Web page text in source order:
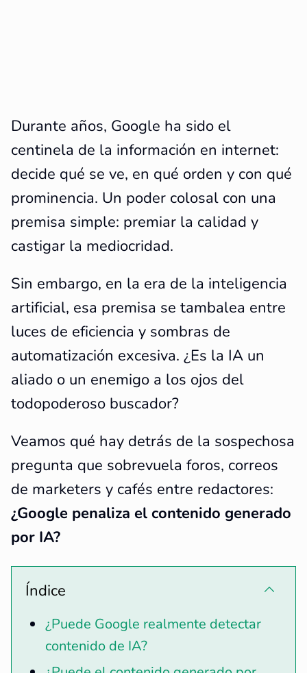
Durante años, Google ha sido el
centinela de la información en internet:
decide qué se ve, en qué orden y con qué
prominencia. Un poder colosal con una
premisa simple: premiar la calidad y
castigar la mediocridad.
Sin embargo, en la era de la inteligencia
artificial, esa premisa se tambalea entre
luces de eficiencia y sombras de
automatización excesiva. ¿Es la IA un
aliado o un enemigo a los ojos del
todopoderoso buscador?
Veamos qué hay detrás de la sospechosa
pregunta que sobrevuela foros, correos
de marketers y cafés entre redactores:
¿Google penaliza el contenido generado
por IA?
Índice
¿Puede Google realmente detectar
contenido de IA?